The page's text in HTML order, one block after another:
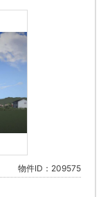
物件ID：209575